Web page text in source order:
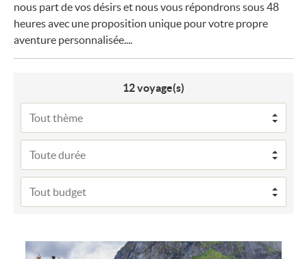
nous part de vos désirs et nous vous répondrons sous 48
heures avec une proposition unique pour votre propre
aventure personnalisée....
12voyage(s)